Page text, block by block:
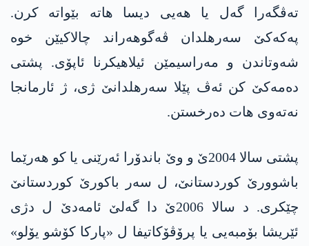
تەڤگەرا گەل یا هەیی دیسا هاتە بێواتە کرن.
په‌كه‌كێ سەرهلدان ڤەگوهەراند چالاكیێن خوە
شەوتاندن و مه‌راسیمێن ئیلاهیکرنا ئاپۆی. پشتی
دەمەکێ کن ئەڤ پێلا سەرهلدانێ ژی، ژ ئارمانجا
نەتەوی هات دەرخستن.
پشتی سالا 2004ێ و وێ باندۆرا ئەرێنی یا کو هەرێما
باشوورێ کوردستانێ، ل سەر باکورێ کوردستانێ
چێكری. د سالا 2006ێ دا گەلێ ئامەدێ ل دژی
ئێریشا بۆمبەیی یا پرۆڤۆکاتیفا ل «پارکا کۆشو یۆلو»